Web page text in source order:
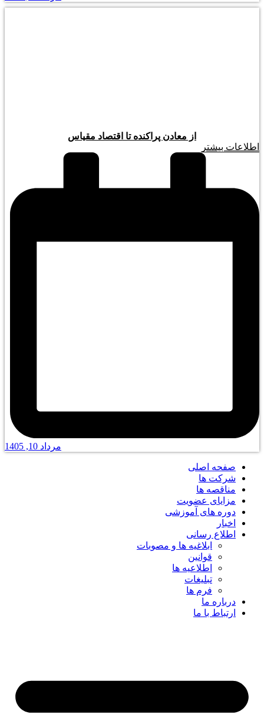
از معادن پراکنده تا اقتصاد مقیاس
اطلاعات بیشتر
مرداد 10, 1405
صفحه اصلی
شرکت ها
مناقصه ها
مزایای عضویت
دوره های آموزشی
اخبار
اطلاع رسانی
ابلاغیه ها و مصوبات
قوانین
اطلاعیه ها
تبلیغات
فرم ها
درباره ما
ارتباط با ما